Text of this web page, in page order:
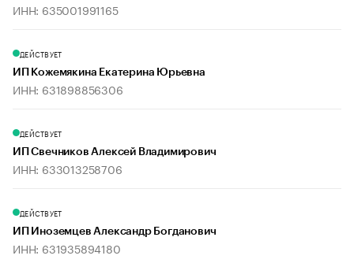
ИНН: 635001991165
ДЕЙСТВУЕТ
ИП Кожемякина Екатерина Юрьевна
ИНН: 631898856306
ДЕЙСТВУЕТ
ИП Свечников Алексей Владимирович
ИНН: 633013258706
ДЕЙСТВУЕТ
ИП Иноземцев Александр Богданович
ИНН: 631935894180